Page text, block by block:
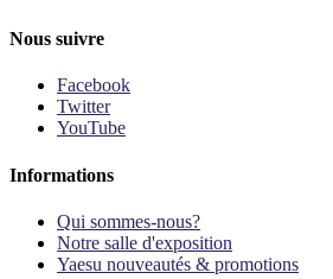
Nous suivre
Facebook
Twitter
YouTube
Informations
Qui sommes-nous?
Notre salle d'exposition
Yaesu nouveautés & promotions